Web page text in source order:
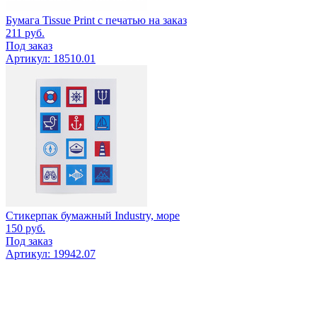
Бумага Tissue Print с печатью на заказ
211 руб.
Под заказ
Артикул: 18510.01
Стикерпак бумажный Industry, море
150 руб.
Под заказ
Артикул: 19942.07